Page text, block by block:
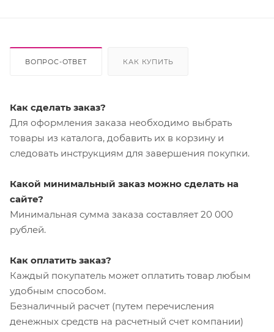
ВОПРОС-ОТВЕТ КАК КУПИТЬ
Как сделать заказ?
Для оформления заказа необходимо выбрать
товары из каталога, добавить их в корзину и
следовать инструкциям для завершения покупки.
Какой минимальный заказ можно сделать на
сайте?
Минимальная сумма заказа составляет 20 000
рублей.
Как оплатить заказ?
Каждый покупатель может оплатить товар любым
удобным способом.
Безналичный расчет (путем перечисления
денежных средств на расчетный счет компании)